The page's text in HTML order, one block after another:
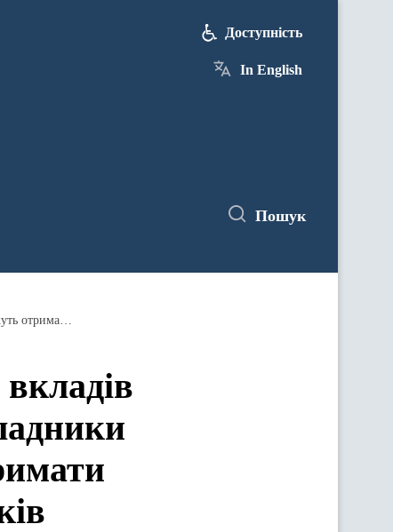
Доступність
In English
Пошук
Мінцифри та Фонд гарантування вкладів запустили нову послугу в Дії: вкладники збанкрутілих банків можуть отримати відшкодування в кілька кліків